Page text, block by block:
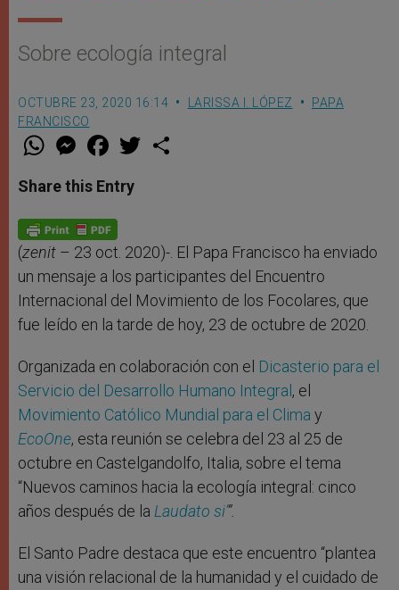
Sobre ecología integral
OCTUBRE 23, 2020 16:14 LARISSA I. LÓPEZ
PAPA
FRANCISCO
W
t
s
p
p
M
e
s
e
g
e
r
F
a
e
b
o
k
w
Share this Entry
(zenit – 23 oct. 2020)-. El Papa Francisco ha enviado
un mensaje a los participantes del Encuentro
Internacional del Movimiento de los Focolares, que
fue leído en la tarde de hoy, 23 de octubre de 2020.
Organizada en colaboración con el Dicasterio para el
Servicio del Desarrollo Humano Integral , el
Movimiento Católico Mundial para el Clima y
EcoOne, esta reunión se celebra del 23 al 25 de
octubre en Castelgandolfo, Italia, sobre el tema
“Nuevos caminos hacia la ecología integral: cinco
años después de la Laudato si’”.
El Santo Padre destaca que este encuentro “plantea
una visión relacional de la humanidad y el cuidado de